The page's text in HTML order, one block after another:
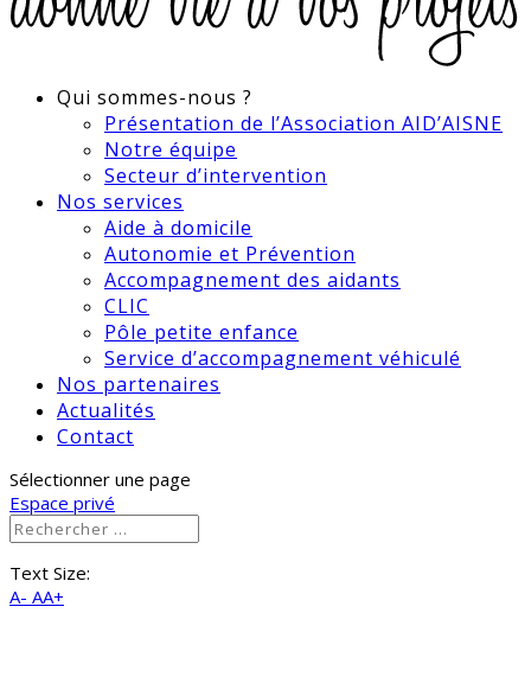
Qui sommes-nous ?
Présentation de l’Association AID’AISNE
Notre équipe
Secteur d’intervention
Nos services
Aide à domicile
Autonomie et Prévention
Accompagnement des aidants
CLIC
Pôle petite enfance
Service d’accompagnement véhiculé
Nos partenaires
Actualités
Contact
Sélectionner une page
Espace privé
Text Size:
A- AA+